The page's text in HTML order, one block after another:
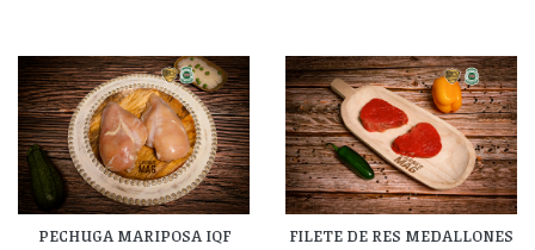
PECHUGA MARIPOSA IQF FILETE DE RES MEDALLONES